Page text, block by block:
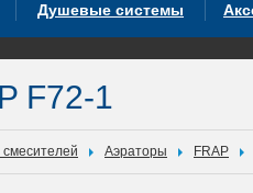
Душевые системы
F72-1
Аэраторы FRAP